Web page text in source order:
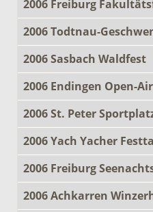
2006 Freiburg
2006 Todtnau-
2006 Sasbach Waldfest
2006 Endingen Open-Air
2006 St. Peter
2006 Yach Yacher
2006 Freiburg
2006 Achkarren